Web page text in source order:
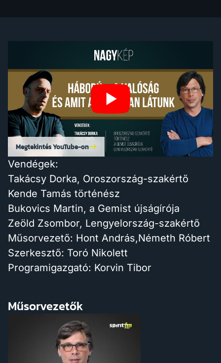
Megtekintés YouTube-on
Vendégek:
Takácsy Dorka, Oroszország-szakértő
Kende Tamás történész
Bukovics Martin, a Gemist újságírója
Zeöld Zsombor, Lengyelország-szakértő
Műsorvezető: Hont András,Németh Róbert
Szerkesztő: Toró Nikolett
Programigazgató: Korvin Tibor
Műsorvezetők